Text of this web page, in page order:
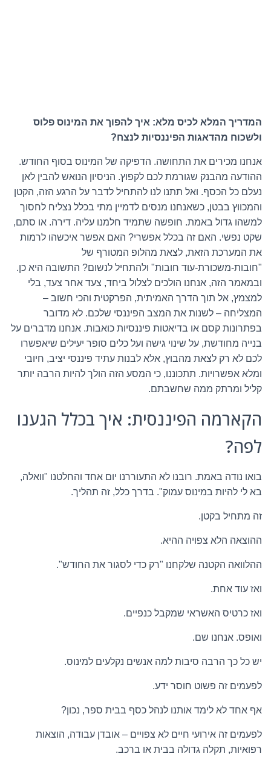
המדריך המלא לכיס מלא: איך להפוך את המינוס פלוס
ולשכוח מהדאגות הפיננסיות לנצח?
אנחנו מכירים את התחושה. הדפיקה של המינוס בסוף החודש.
ההודעה מהבנק שגורמת לכם לקפוץ. הניסיון הנואש להבין לאן
נעלם כל הכסף. ואל תתנו לנו להתחיל לדבר על הרגע הזה, הקטן
והמכווץ בבטן, כשאנחנו מנסים לדמיין מתי בכלל נצליח לחסוך
למשהו גדול באמת. חופשה שתמיד חלמנו עליה. דירה. או סתם,
שקט נפשי. האם זה בכלל אפשרי? האם אפשר איכשהו לרמות
את המערכת הזאת, לצאת מהלופ המטורף של
"חובות-משכורת-עוד חובות" ולהתחיל לנשום? התשובה היא כן.
ובמאמר הזה, אנחנו הולכים לצלול ביחד, צעד אחר צעד, בלי
למצמץ, אל תוך הדרך האמיתית, הפרקטית והכי חשוב –
המצליחה – לשנות את המצב הפיננסי שלכם. לא מדובר
בפתרונות קסם או בדיאטות פיננסיות כואבות. אנחנו מדברים על
בנייה מחודשת, על שינוי גישה ועל כלים סופר יעילים שיאפשרו
לכם לא רק לצאת מהבוץ, אלא לבנות עתיד פיננסי יציב, חיובי
ומלא אפשרויות. תתכוננו, כי המסע הזה הולך להיות הרבה יותר
קליל ומרתק ממה שחשבתם.
הקארמה הפיננסית: איך בכלל הגענו
לפה?
בואו נודה באמת. רובנו לא התעוררנו יום אחד והחלטנו "וואלה,
בא לי להיות במינוס עמוק". בדרך כלל, זה תהליך.
זה מתחיל בקטן.
ההוצאה הלא צפויה ההיא.
ההלוואה הקטנה שלקחנו "רק כדי לסגור את החודש".
ואז עוד אחת.
ואז כרטיס האשראי שמקבל כנפיים.
ואופס. אנחנו שם.
יש כל כך הרבה סיבות למה אנשים נקלעים למינוס.
לפעמים זה פשוט חוסר ידע.
אף אחד לא לימד אותנו לנהל כסף בבית ספר, נכון?
לפעמים זה אירועי חיים לא צפויים – אובדן עבודה, הוצאות
רפואיות, תקלה גדולה בבית או ברכב.